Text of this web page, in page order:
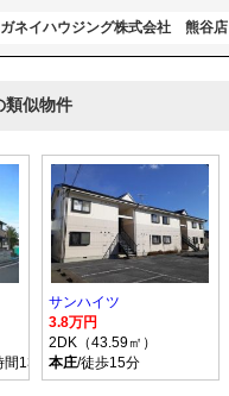
ネイハウジング株式会社 熊谷店
類似物件
間13分 停歩5分
サンハイツ
3.8万円
2DK（43.59㎡）
本庄/徒歩15分